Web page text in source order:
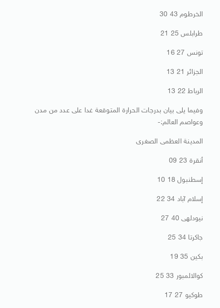
الخرطوم 43 30
طرابلس 25 21
تونس 27 16
الجزائر 21 13
الرباط 22 13
وفيما يلى بيان بدرجات الحرارة المتوقعة غدا على عدد من مدن
وعواصم العالم:-
المدينة العظمى الصغرى
أنقرة 23 09
إسطنبول 18 10
إسلام آباد 34 22
نيودلهى 40 27
جاكرتا 34 25
بكين 35 19
كوالالمبور 33 25
طوكيو 27 17